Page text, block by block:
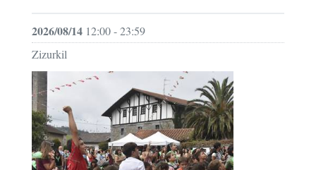
2026/08/14 12:00 - 23:59
Zizurkil